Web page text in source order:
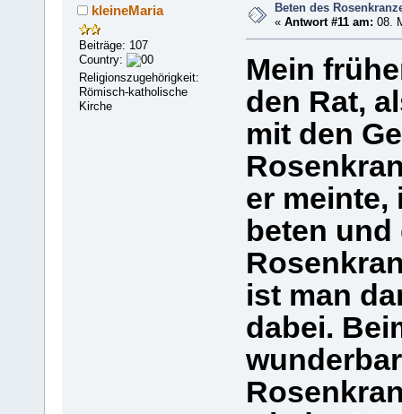
kleineMaria
Beiträge: 107
Country:
Religionszugehörigkeit:
Römisch-katholische
Kirche
Beten des
«Antwort #11 am: 08.
Mein
den Rat,
mit den
er meinte,
beten
ist man
dabei.